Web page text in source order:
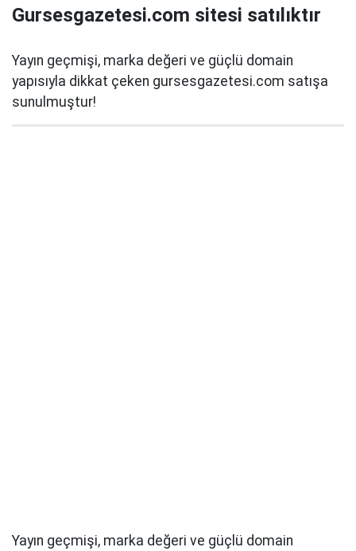
Gursesgazetesi.com sitesi satılıktır
Yayın geçmişi, marka değeri ve güçlü domain
yapısıyla dikkat çeken gursesgazetesi.com satışa
sunulmuştur!
Yayın geçmişi, marka değeri ve güçlü domain